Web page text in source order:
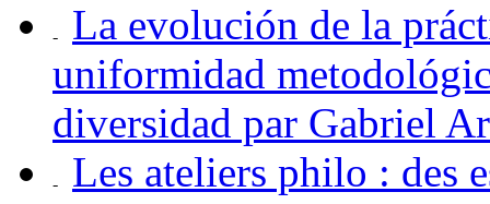
La evolución de la
uniformidad
diversidad par Gabriel
Les ateliers philo : des